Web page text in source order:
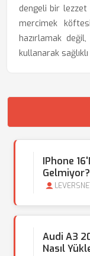
dengeli bir
mercimek
hazırlamak değil,
kullanarak
IPhone
Gelmiyor?
Audi A3
Nasıl